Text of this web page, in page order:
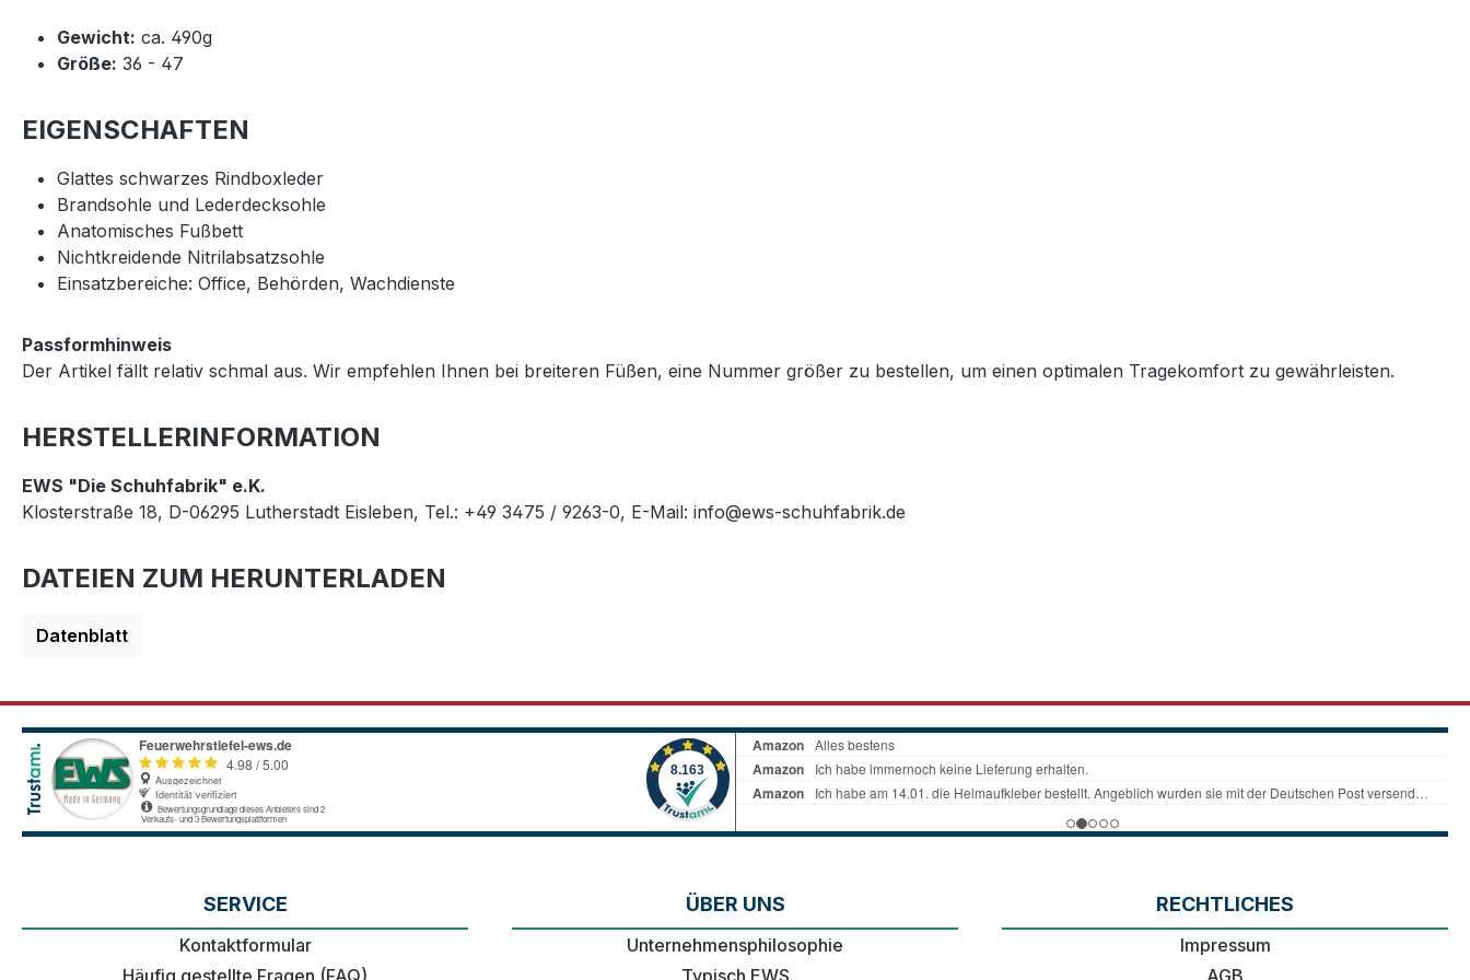
Gewicht: ca. 490g
Größe: 36 - 47
EIGENSCHAFTEN
Glattes schwarzes Rindboxleder
Brandsohle und Lederdecksohle
Anatomisches Fußbett
Nichtkreidende Nitrilabsatzsohle
Einsatzbereiche: Office, Behörden, Wachdienste
Passformhinweis
Der Artikel fällt relativ schmal aus. Wir empfehlen Ihnen bei breiteren Füßen, eine Nummer größer zu bestellen, um einen optimalen Tragekomfort zu gewährleisten.
HERSTELLERINFORMATION
EWS "Die Schuhfabrik" e.K.
Klosterstraße 18, D-06295 Lutherstadt Eisleben, Tel.: +49 3475 / 9263-0, E-Mail: info@ews-schuhfabrik.de
DATEIEN ZUM HERUNTERLADEN
Datenblatt
SERVICE
Kontaktformular
Häufig gestellte Fragen (FAQ)
ÜBER UNS
Unternehmensphilosophie
Typisch EWS
RECHTLICHES
Impressum
AGB